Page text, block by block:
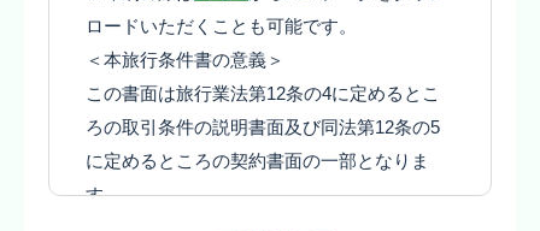
になります。
(2) 旅行契約の内容・条件は、募集広告、パ
ンフレット、本旅行条件書、本旅行出発前に
お渡しする確定書面（最終旅行日程表）及び
当社旅行業約款募集型企画旅行契約の部によ
ります。
ロードいただくことも可能です。
＜本旅行条件書の意義＞
この書面は旅行業法第12条の4に定めるとこ
ろの取引条件の説明書面及び同法第12条の5
に定めるところの契約書面の一部となりま
す。